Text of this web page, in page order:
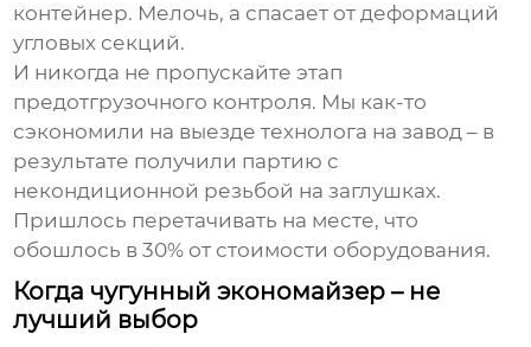
контейнер. Мелочь, а спасает от деформаций
угловых секций.
И никогда не пропускайте этап
предотгрузочного контроля. Мы как-то
сэкономили на выезде технолога на завод – в
результате получили партию с
некондиционной резьбой на заглушках.
Пришлось перетачивать на месте, что
обошлось в 30% от стоимости оборудования.
Когда чугунный экономайзер – не
лучший выбор